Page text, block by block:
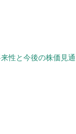
性と今後の株価見通